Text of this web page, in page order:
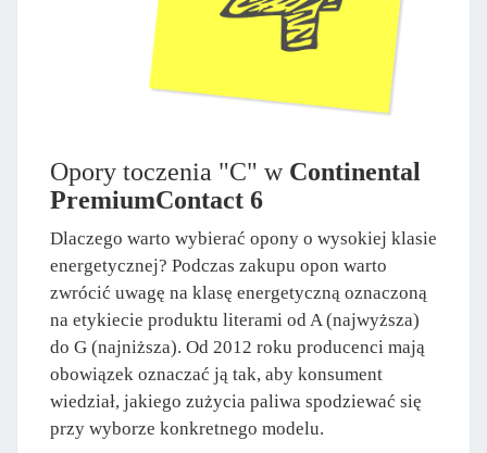
Opory toczenia "C" w Continental
PremiumContact 6
Dlaczego warto wybierać opony o wysokiej klasie
energetycznej? Podczas zakupu opon warto
zwrócić uwagę na klasę energetyczną oznaczoną
na etykiecie produktu literami od A (najwyższa)
do G (najniższa). Od 2012 roku producenci mają
obowiązek oznaczać ją tak, aby konsument
wiedział, jakiego zużycia paliwa spodziewać się
przy wyborze konkretnego modelu.